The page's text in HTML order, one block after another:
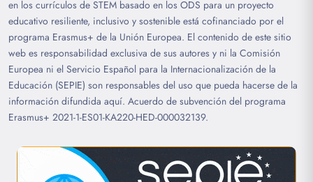
en los currículos de STEM basado en los ODS para un proyecto
educativo resiliente, inclusivo y sostenible está cofinanciado por el
programa Erasmus+ de la Unión Europea. El contenido de este sitio
web es responsabilidad exclusiva de sus autores y ni la Comisión
Europea ni el Servicio Español para la Internacionalización de la
Educación (SEPIE) son responsables del uso que pueda hacerse de la
información difundida aquí. Acuerdo de subvención del programa
Erasmus+ 2021-1-ES01-KA220-HED-000032139.